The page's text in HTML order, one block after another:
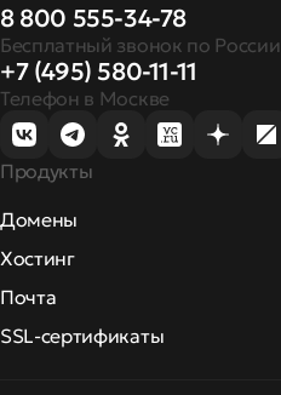
8 800 555-34-78
Бесплатный звонок по России
+7 (495) 580-11-11
Телефон в Москве
Продукты
Домены
Хостинг
Почта
SSL-сертификаты